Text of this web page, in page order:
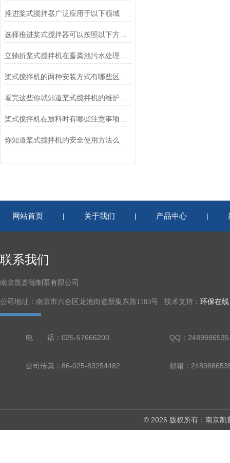
推进桨式搅拌器广泛应用于以下领域
选择推进桨式搅拌器可以按照以下方面考虑
你知道桨式搅拌机的安全使用方法么
网站首页 | 关于我们 | 产品中心 |
联系我们
南京凯普德制泵有限公司
公司地址：南京市六合区龙池街道新集东路1183号 技术支持： 环保在线
电 话：025-57666200 QQ：2489886535
公司传真：86-025-83254482 邮箱：
© 2026 版权所有：南京